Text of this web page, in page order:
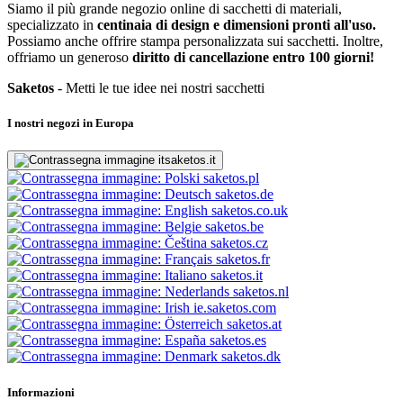
Siamo il più grande negozio online di sacchetti di materiali,
specializzato in centinaia di design e dimensioni pronti all'uso.
Possiamo anche offrire stampa personalizzata sui sacchetti. Inoltre,
offriamo un generoso diritto di cancellazione entro 100 giorni!
Saketos - Metti le tue idee nei nostri sacchetti
I nostri negozi in Europa
saketos.it
saketos.pl
saketos.de
saketos.co.uk
saketos.be
saketos.cz
saketos.fr
saketos.it
saketos.nl
ie.saketos.com
saketos.at
saketos.es
saketos.dk
Informazioni